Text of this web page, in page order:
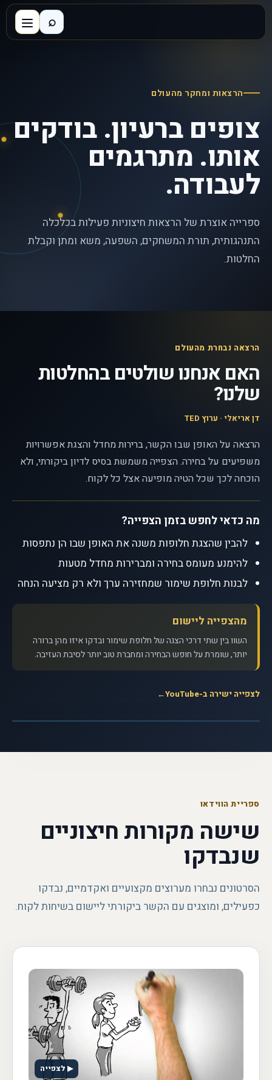
⌕
הרצאות ומחקר מהעולם
צופים ברעיון. בודקים
אותו. מתרגמים
לעבודה.
ספרייה אוצרת של הרצאות חיצוניות פעילות בכלכלה
התנהגותית, תורת המשחקים, השפעה, משא ומתן וקבלת
החלטות.
הרצאה נבחרת מהעולם
האם אנחנו שולטים בהחלטות
שלנו?
דן אריאלי · ערוץ TED
הרצאה על האופן שבו הקשר, ברירות מחדל והצגת אפשרויות
משפיעים על בחירה. הצפייה משמשת בסיס לדיון ביקורתי, ולא
הוכחה לכך שכל הטיה מופיעה אצל כל לקוח.
מה כדאי לחפש בזמן הצפייה?
להבין שהצגת חלופות משנה את האופן שבו הן נתפסות
להימנע מעומס בחירה ומברירות מחדל מטעות
לבנות חלופת שימור שמחזירה ערך ולא רק מציעה הנחה
מהצפייה ליישום
השוו בין שתי דרכי הצגה של חלופת שימור ובדקו איזו מהן ברורה
יותר, שומרת על חופש הבחירה ומחברת טוב יותר לסיבת העזיבה.
לצפייה ישירה ב-YouTube ←
אריאלי · ערוץ TED
ספריית הווידאו
שישה מקורות חיצוניים
שנבדקו
הסרטונים נבחרו מערוצים מקצועיים ואקדמיים, נבדקו
כפעילים, ומוצגים עם הקשר ביקורתי ליישום בשיחות לקוח.
▶ לצפייה